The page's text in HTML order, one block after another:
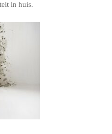
in huis.